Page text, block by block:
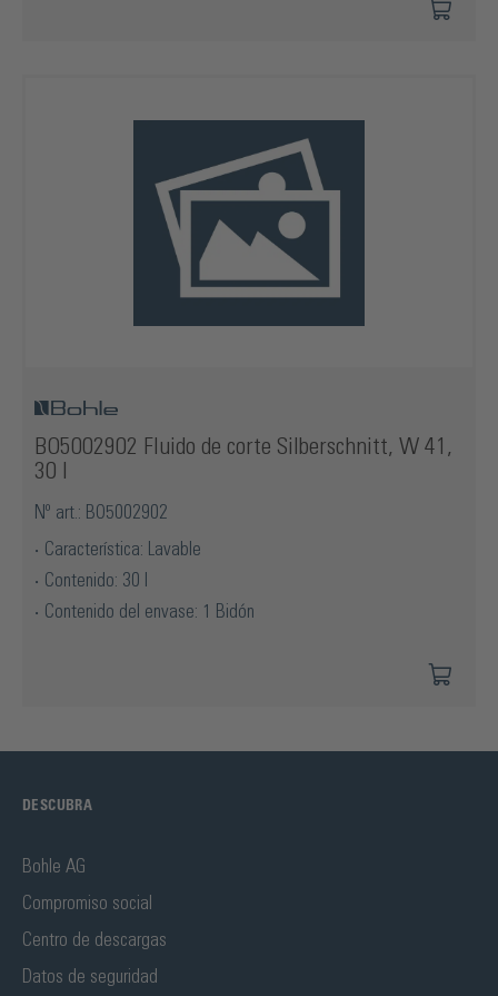
BO5002902 Fluido de corte Silberschnitt, W 41,
30 l
Nº art.: BO5002902
Característica: Lavable
Contenido: 30 l
Contenido del envase: 1 Bidón
DESCUBRA
Bohle AG
Compromiso social
Centro de descargas
Datos de seguridad